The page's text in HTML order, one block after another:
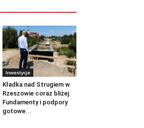
Inwestycje
Kładka nad Strugiem w
Rzeszowie coraz bliżej.
Fundamenty i podpory
gotowe...